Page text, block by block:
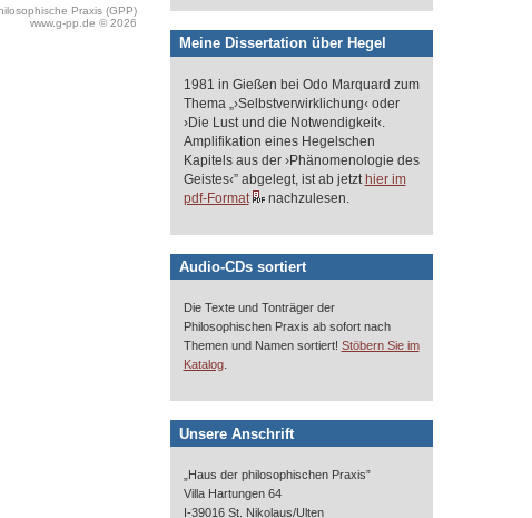
Praxis (GPP)
www.g-pp.de © 2026
Meine Dissertation über Hegel
1981 in Gießen bei Odo Marquard zum
Thema „›Selbstverwirklichung‹ oder
›Die Lust und die Notwendigkeit‹.
Amplifikation eines Hegelschen
Kapitels aus der ›Phänomenologie des
Geistes‹” abgelegt, ist ab jetzt hier im
pdf-Format
nachzulesen.
Audio-CDs sortiert
Die Texte und Tonträger der
Philosophischen Praxis ab sofort nach
Themen und Namen sortiert! Stöbern Sie im
Katalog.
Unsere Anschrift
„Haus der philosophischen Praxis”
Villa Hartungen 64
I-39016 St. Nikolaus/Ulten